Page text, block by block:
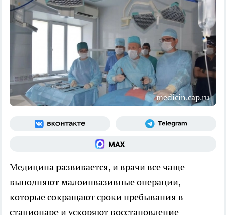
medicin.cap.ru
Медицина развивается, и врачи все чаще
выполняют малоинвазивные операции,
которые сокращают сроки пребывания в
стационаре и ускоряют восстановление